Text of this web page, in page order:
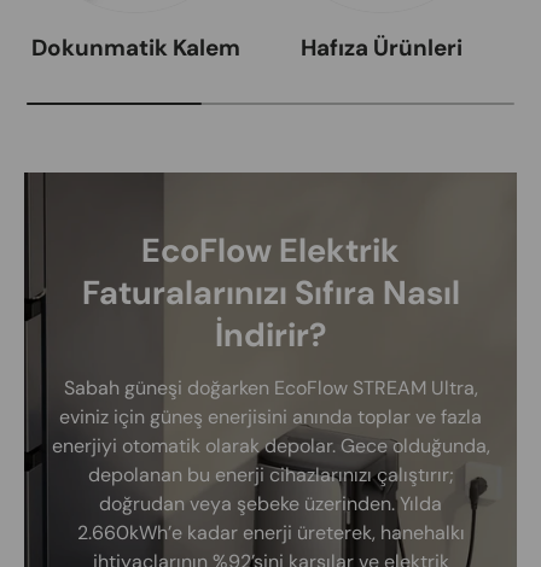
Dokunmatik Kalem Hafıza Ürünleri
EcoFlow Elektrik
Faturalarınızı Sıfıra Nasıl
İndirir?
Sabah güneşi doğarken EcoFlow STREAM Ultra,
eviniz için güneş enerjisini anında toplar ve fazla
enerjiyi otomatik olarak depolar. Gece olduğunda,
depolanan bu enerji cihazlarınızı çalıştırır;
doğrudan veya şebeke üzerinden. Yılda
2.660kWh’e kadar enerji üreterek, hanehalkı
ihtiyaçlarının %92’sini karşılar ve elektrik